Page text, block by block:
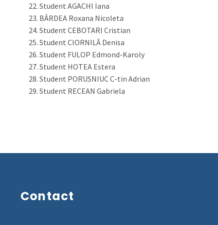
Student AGACHI Iana
BÂRDEA Roxana Nicoleta
Student CEBOTARI Cristian
Student CIORNILĂ Denisa
Student FULOP Edmond-Karoly
Student HOTEA Estera
Student PORUSNIUC C-tin Adrian
Student RECEAN Gabriela
Contact